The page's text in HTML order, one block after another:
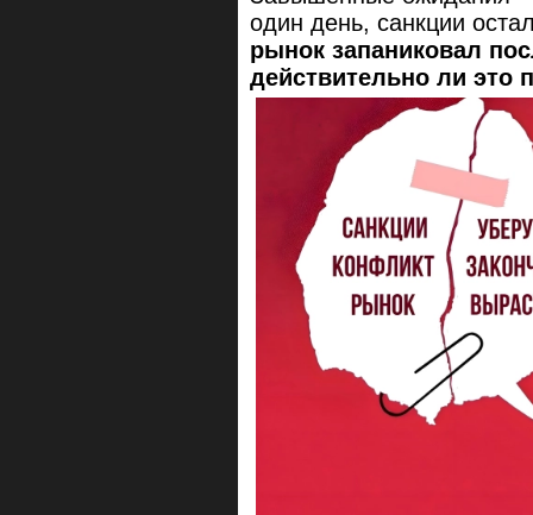
один день, санкции
рынок запаниковал
действительно ли это